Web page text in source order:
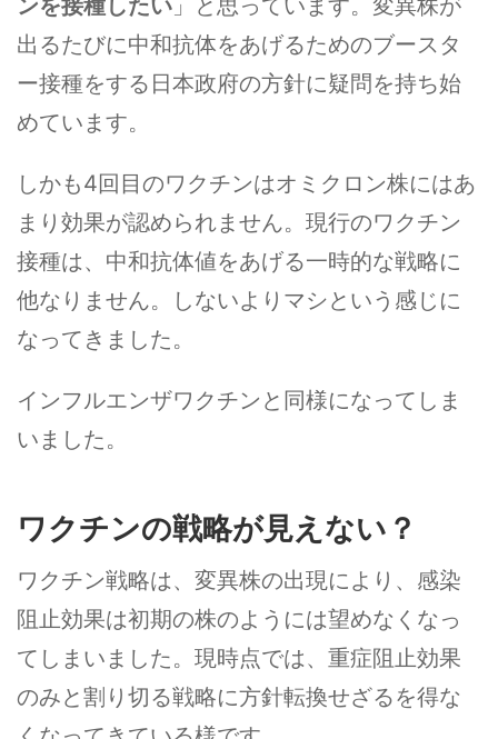
ンを接種したい 」と思っています。変異株が
出るたびに中和抗体をあげるためのブースタ
ー接種をする日本政府の方針に疑問を持ち始
めています。
しかも4回目のワクチンはオミクロン株にはあ
まり効果が認められません。現行のワクチン
接種は、中和抗体値をあげる一時的な戦略に
他なりません。しないよりマシという感じに
なってきました。
インフルエンザワクチンと同様になってしま
いました。
ワクチンの戦略が見えない？
ワクチン戦略は、変異株の出現により、感染
阻止効果は初期の株のようには望めなくなっ
てしまいました。現時点では、重症阻止効果
のみと割り切る戦略に方針転換せざるを得な